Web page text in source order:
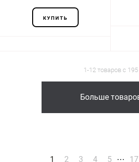
КУПИТЬ
1-12 товаров с 195
Больше
1 2 3 4 5 ⋯ 17